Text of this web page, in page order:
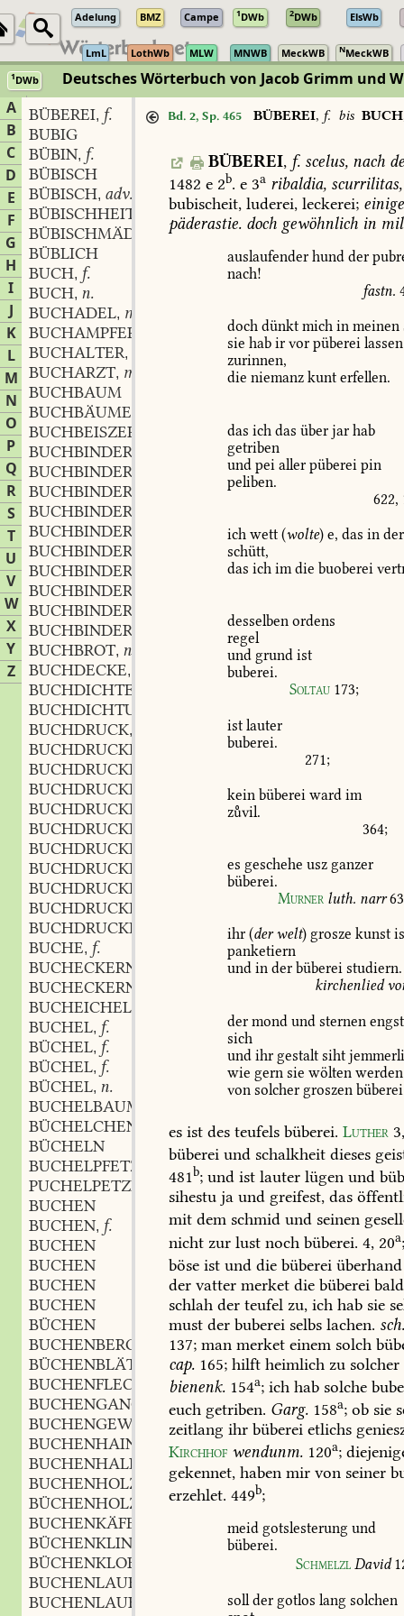
Adelung BMZ Campe 1DWb 2DWb ElsWb
LmL LothWb MLW MNWB MeckWB NMeckWB
1DWb Deutsches Wörterbuch von Jacob Grimm und
A
B
C
D
E
F
G
H
I
J
K
L
M
N
O
P
Q
R
S
T
U
V
W
X
Y
Z
BÜBEREI, f.
BUBIG
BÜBIN, f.
BÜBISCH
BÜBISCH, adv.
BÜBISCHHEIT
BÜBISCHMÄDCHENHAFT
BÜBLICH
BUCH, f.
BUCH, n.
BUCHADEL, m.
BUCHAMPFER
BUCHALTER,
BUCHARZT, m.
BUCHBAUM
BUCHBÄUMEN
BUCHBEISZER
BUCHBINDER
BUCHBINDERGESELLE
BUCHBINDERGOLD
BUCHBINDERHANDWERK
BUCHBINDERHOBEL
BUCHBINDERLOHN
BUCHBINDERJUNGE
BUCHBINDERKLEISTER
BUCHBINDERMEISTER
BUCHBINDERSPÄNE
BUCHBROT, n.
BUCHDECKE,
BUCHDICHTER
BUCHDICHTUNG
BUCHDRUCK,
BUCHDRUCKER
BUCHDRUCKEREI
BUCHDRUCKERGEHÜLFE
,m.
BUCHDRUCKERHERR
BUCHDRUCKERKUNST
BUCHDRUCKERLEHRLING
BUCHDRUCKERPRESSE
BUCHDRUCKERSCHWÄRZE,f.
BUCHDRUCKERSTOCK
BUCHDRUCKERWALZE
BUCHE, f.
BUCHECKERN
BUCHECKERNÖL
BUCHEICHEL
BUCHEL, f.
BÜCHEL, f.
BÜCHEL, f.
BÜCHEL, n.
BUCHELBAUM
BÜCHELCHEN
BÜCHELN
BUCHELPFETZEN
PUCHELPETZEN
BUCHEN
BUCHEN, f.
BUCHEN
BUCHEN
BUCHEN
BUCHEN
BÜCHEN
BUCHENBERG
BÜCHENBLÄTTER
BUCHENFLECHTE
,f.
BUCHENGANG
BUCHENGEWÖLBE,n.
BUCHENHAIN
BUCHENHALLE
BUCHENHOLZ
BÜCHENHOLZ
BUCHENKÄFER
BÜCHENKLINGE
BÜCHENKLOBE
BUCHENLAUB
BUCHENLAUBDACH
Bd. 2, Sp. 465 BÜBEREI, f. bis BUCH
BÜBEREI, f. scelus,nach
1482 e 2b. e 3a ribaldia, scurrilitas,
bubischeit, luderei, leckerei;
päderastie. doch gewöhnlich in
auslaufender hund der
nach!
fastn.
doch dünkt mich in meinen
sie hab ir vor püberei lassen
zurinnen,
die niemanz kunt erfellen.
das ich das über jar hab
getriben
und pei aller püberei pin
peliben.
622,
ich wett (wolte) e, das in der
schütt,
das ich imdie buoberei
desselben ordens
regel
und grund ist
buberei.
Soltau 173;
ist lauter
buberei.
271 ;
kein büberei ward im
zvil.
364;
es geschehe usz ganzer
büberei.
Murner luth. narr
ihr (derwelt) grosze kunst
panketiern
und in der büberei studiern.
kirchenlied
der mond und sternen
sich
und ihr gestalt siht
wie gern sie wölten werden
von solcher groszen
es ist des teufels büberei. Luther
büberei und schalkheit dieses
481b; und ist lauter lügen und
sihestu ja und greifest, das
mit dem schmid und seinen
nicht zur lust noch büberei. 4, 20a
böse ist und die büberei überhand
der vatter merket die büberei bald
schlah der teufel zu, ich hab sie
must der buberei selbs lachen.
137; man merket einem solch
cap. 165; hilft heimlich zu solcher
bienenk. 154a; ich hab solche
euch getriben. Garg. 158a; ob sie
zeitlang ihr büberei etlichs
Kirchhof wendunm. 120a;
gekennet, haben mir von seiner
erzehlet. 449b;
meid gotslesterung und
büberei.
Schmelzl David
soll der gotlos lang solchen